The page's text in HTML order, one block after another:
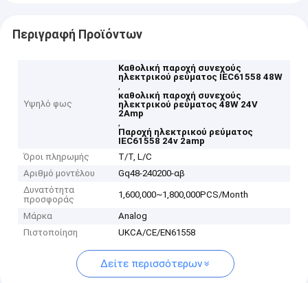
Περιγραφή Προϊόντων
Υψηλό φως
Καθολική παροχή συνεχούς
ηλεκτρικού ρεύματος IEC61558 48W
,
καθολική παροχή συνεχούς
ηλεκτρικού ρεύματος 48W 24V
2Amp
,
Παροχή ηλεκτρικού ρεύματος
IEC61558 24v 2amp
Όροι πληρωμής
T/T, L/C
Αριθμό μοντέλου
Gq48-240200-αβ
Δυνατότητα
προσφοράς
1,600,000~1,800,000PCS/Month
Μάρκα
Analog
Πιστοποίηση
UKCA/CE/EN61558
Δείτε περισσότερων